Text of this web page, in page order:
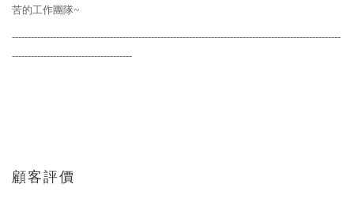
苦的工作團隊~
--------------------------------------------------------------------------------------------------------
--------------------------------------
顧客評價